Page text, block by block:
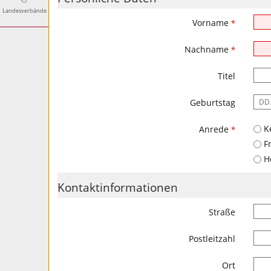
Landesverbände
Vorname *
Nachname *
Titel
Geburtstag
Es
ist
Anrede *
Kontaktinformationen
Straße
Postleitzahl
Ort